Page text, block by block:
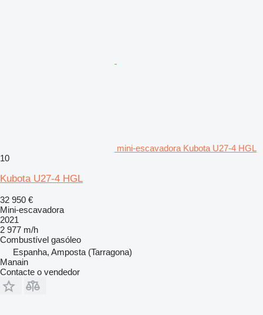
mini-escavadora Kubota U27-4 HGL
10
Kubota U27-4 HGL
32 950 €
Mini-escavadora
2021
2 977 m/h
Combustível gasóleo
Espanha, Amposta (Tarragona)
Manain
Contacte o vendedor